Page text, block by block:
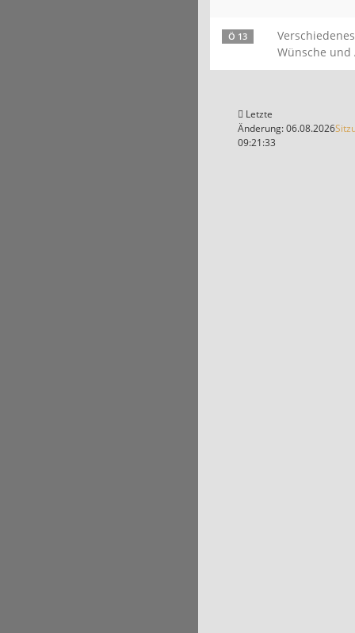
Ö 13
Wünsche und
Letzte
Änderung: 06.08.2026
09:21:33